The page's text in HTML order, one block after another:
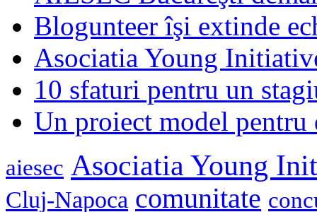
Blogunteer îşi extinde
Asociatia Young
10 sfaturi pentru un
Un proiect model
aiesec Asociatia Young
Cluj-Napoca comunitate